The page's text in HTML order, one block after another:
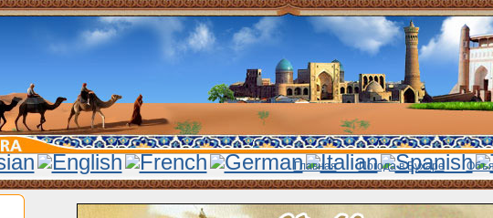
Главная Погода в Бухаре